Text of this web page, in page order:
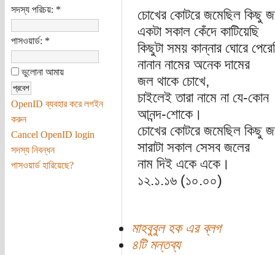
সদস্য পরিচয়: *
পাসওয়ার্ড: *
ভুলোনা আমায়
OpenID ব্যবহার করে লগইন
করুন
Cancel OpenID login
সদস্য নিবন্ধন
পাসওয়ার্ড হারিয়েছে?
চোখের কোটরে জমেছিল কিছু
একটা সকাল কেঁদে কাটিয়েছি
কিছুটা সময় কান্নার ঘোরে
নানান নামের অনেক দামের
জল থাকে চোখে,
চাইলেই তারা নামে না যে-কোন
আনন্দ-শোকে।
চোখের কোটরে জমেছিল কিছু
সারাটা সকাল সেসব জলের
নাম দিই একে একে।
১২.১.১৬ (১০.০০)
মাহবুবুল হক এর ব্লগ
৪টি মন্তব্য